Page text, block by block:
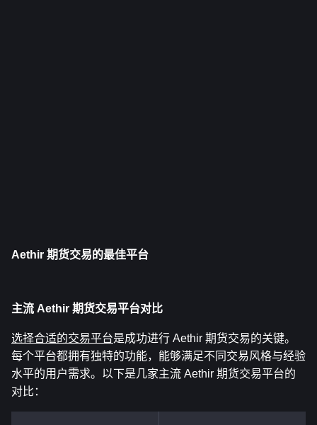
Aethir 期货交易的最佳平台
主流 Aethir 期货交易平台对比
选择合适的交易平台是成功进行 Aethir 期货交易的关键。
每个平台都拥有独特的功能，能够满足不同交易风格与经验
水平的用户需求。以下是几家主流 Aethir 期货交易平台的
对比：